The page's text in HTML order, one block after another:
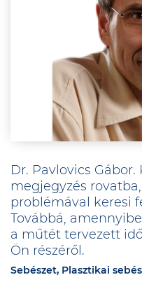
Dr. Pavlovics Gábor.
megjegyzés
problémával keresi
Továbbá,
a műtét tervezett
Ön részéről.
Sebészet, Plasztikai